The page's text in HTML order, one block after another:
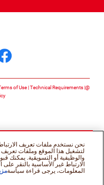
@Ferrero 2026 All rights reserved.
of Use Technical Requirements
نحن نستخدم ملفات تعريف
لتشغيل هذا الموقع وملفات تعريف
والوظيفية أو التسويقية. يمكنك
الارتباط غير الأساسية بالنقر
المعلومات، يرجى قراءة سياسة